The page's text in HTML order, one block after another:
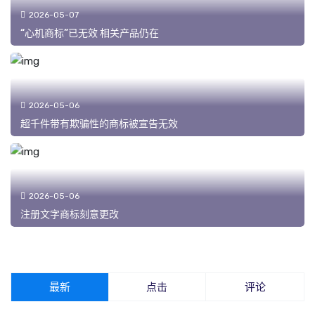
2026-05-07
“心机商标”已无效 相关产品仍在
2026-05-06
超千件带有欺骗性的商标被宣告无效
2026-05-06
注册文字商标刻意更改
最新 点击 评论